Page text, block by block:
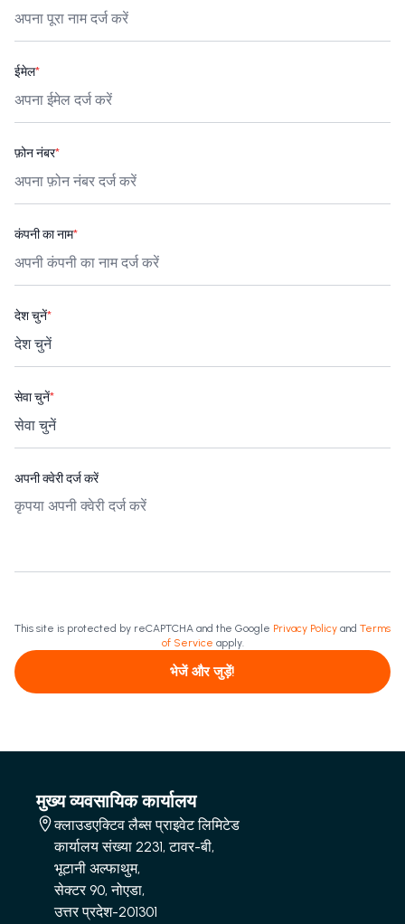
ईमेल*
फ़ोन नंबर*
कंपनी का नाम*
देश चुनें*
सेवा चुनें*
अपनी क्वेरी दर्ज करें
This site is protected by reCAPTCHA and the Google Privacy Policy and Terms
of Service apply.
भेजें और जुड़ें!
मुख्य व्यवसायिक कार्यालय
क्लाउडएक्टिव लैब्स प्राइवेट लिमिटेड
कार्यालय संख्या 2231, टावर-बी,
भूटानी अल्फाथुम,
सेक्टर 90, नोएडा,
उत्तर प्रदेश-201301